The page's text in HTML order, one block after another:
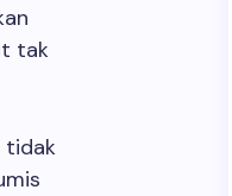
tak
tidak